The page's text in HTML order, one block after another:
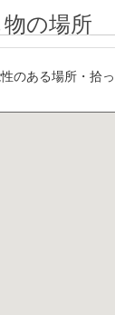
の場所
のある場所・拾